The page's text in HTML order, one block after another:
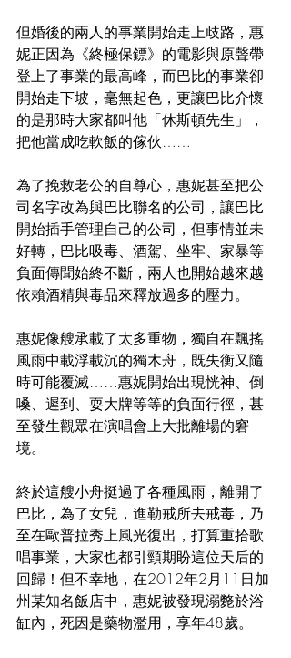
但婚後的兩人的事業開始走上歧路，惠
妮正因為《終極保鏢》的電影與原聲帶
登上了事業的最高峰，而巴比的事業卻
開始走下坡，毫無起色，更讓巴比介懷
的是那時大家都叫他「休斯頓先生」，
把他當成吃軟飯的傢伙……
為了挽救老公的自尊心，惠妮甚至把公
司名字改為與巴比聯名的公司，讓巴比
開始插手管理自己的公司，但事情並未
好轉，巴比吸毒、酒駕、坐牢、家暴等
負面傳聞始終不斷，兩人也開始越來越
依賴酒精與毒品來釋放過多的壓力。
惠妮像艘承載了太多重物，獨自在飄搖
風雨中載浮載沉的獨木舟，既失衡又隨
時可能覆滅……惠妮開始出現恍神、倒
嗓、遲到、耍大牌等等的負面行徑，甚
至發生觀眾在演唱會上大批離場的窘
境。
終於這艘小舟挺過了各種風雨，離開了
巴比，為了女兒，進勒戒所去戒毒，乃
至在歐普拉秀上風光復出，打算重拾歌
唱事業，大家也都引頸期盼這位天后的
回歸！但不幸地，在2012年2月11日加
州某知名飯店中，惠妮被發現溺斃於浴
缸內，死因是藥物濫用，享年48歲。